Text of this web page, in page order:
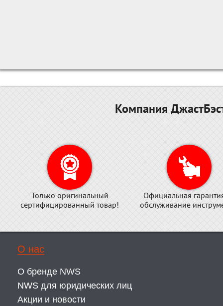
Компания
Только оригинальный
сертифицированный товар!
Официальная
обслуживание
О нас
О бренде NWS
NWS для юридических лиц
Акции и новости